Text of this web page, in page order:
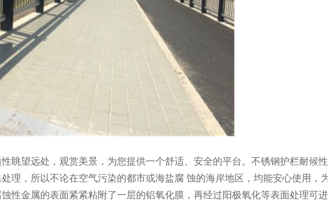
眺望远处，观赏美景，为您提供一个舒适、安全的平台。不锈钢护栏耐候
理，所以不论在空气污染的都市或海盐腐 蚀的海岸地区，均能安心使用，
性金属的表面紧紧粘附了一层的铝氧化膜，再经过阳极氧化等表面处理可